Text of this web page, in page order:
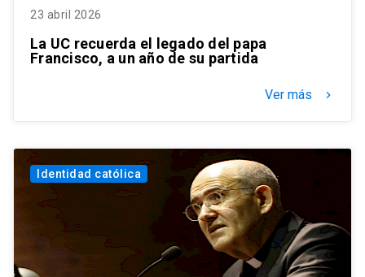
23 abril 2026
La UC recuerda el legado del papa
Francisco, a un año de su partida
Ver más keyboard_arrow_right
Identidad católica